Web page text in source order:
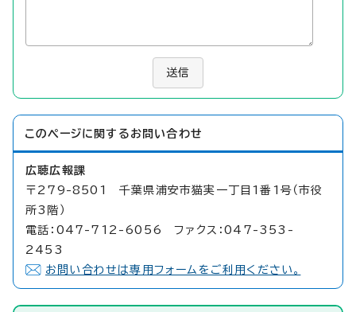
送信
このページに関する お問い合わせ
広聴広報課
〒279-8501 千葉県浦安市猫実一丁目1番1号（市役
所3階）
電話：047-712-6056 ファクス：047-353-
2453
お問い合わせは専用フォームをご利用ください。